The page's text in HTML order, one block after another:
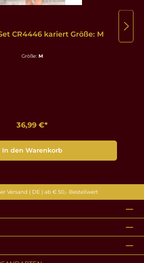
CR4446 kariert Größe: M
Größe: M
36,99 €*
In den Warenkorb
Versand ( DE ) ab € 50,- Bestellwert